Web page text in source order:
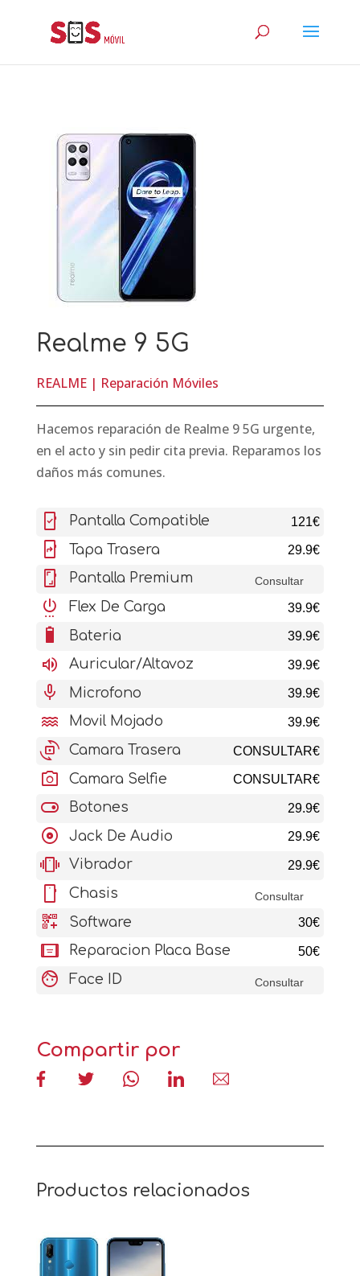
Realme 9 5G
REALME| Reparación Móviles
Hacemos reparación de Realme 9 5G urgente,
en el acto y sin pedir cita previa. Reparamos los
daños más comunes.
mobile_friendly Pantalla Compatible 121€
mobile_screen_share Tapa Trasera 29.9€
screenshot Pantalla Premium Consultar
settings_power Flex De Carga 39.9€
battery_6_bar Bateria 39.9€
volume_up Auricular/Altavoz 39.9€
mic Microfono 39.9€
water Movil Mojado 39.9€
cameraswitch Camara Trasera CONSULTAR€
photo_camera Camara Selfie CONSULTAR€
toggle_on Botones 29.9€
album Jack De Audio 29.9€
vibration Vibrador 29.9€
stay_current_portrait Chasis Consultar
qr_code_2_add Software 30€
aod_tablet Reparacion Placa Base 50€
face Face ID Consultar
Compartir por
Productos relacionados